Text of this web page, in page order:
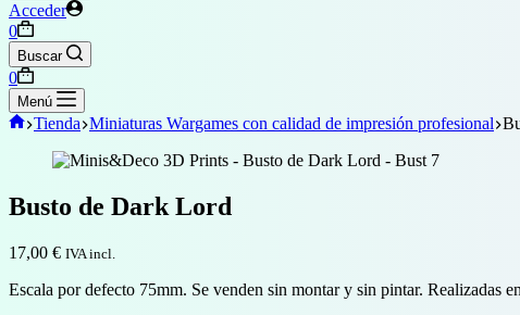
Acceder
Carro
de
compra
0
Buscar
Carro
de
compra
0
Menú
Inicio
Tienda Miniaturas Wargames con calidad de impresión profesional
Busto de Dark Lord
17,00 € IVA incl.
Escala por defecto 75mm. Se venden sin montar y sin pintar. Realizadas